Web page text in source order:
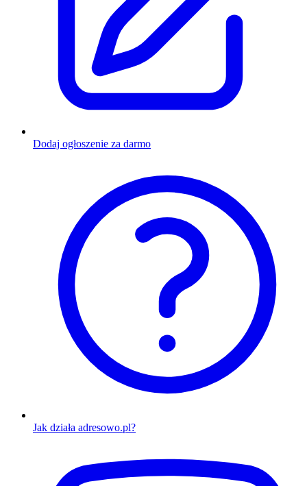
Dodaj ogłoszenie za darmo
Jak działa adresowo.pl?